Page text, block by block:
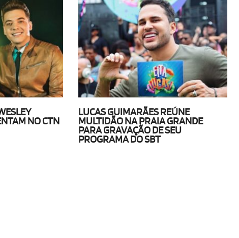
NO CTN
LUCAS GUIMARÃES REÚNE
MULTIDÃO NA PRAIA GRANDE
PARA GRAVAÇÃO DE SEU
PROGRAMA DO SBT